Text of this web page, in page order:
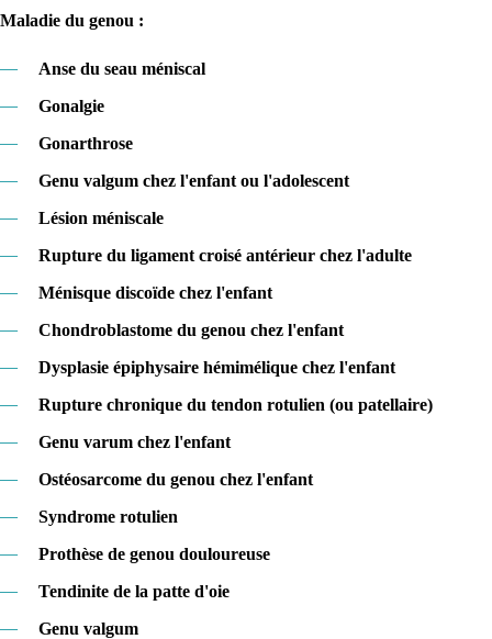
Maladie du genou :
—
Anse du seau méniscal
—
Gonalgie
—
Gonarthrose
—
Genu valgum chez l'enfant ou l'adolescent
—
Lésion méniscale
—
Rupture du ligament croisé antérieur chez l'adulte
—
Ménisque discoïde chez l'enfant
—
Chondroblastome du genou chez l'enfant
—
Dysplasie épiphysaire hémimélique chez l'enfant
—
Rupture chronique du tendon rotulien (ou patellaire)
—
Genu varum chez l'enfant
—
Ostéosarcome du genou chez l'enfant
—
Syndrome rotulien
—
Prothèse de genou douloureuse
—
Tendinite de la patte d'oie
—
Genu valgum